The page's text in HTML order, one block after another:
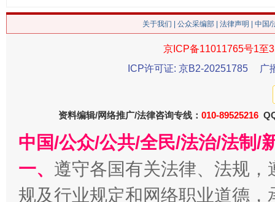
在谋一域中谋全局
关于我们 公众采编部 法律声明 | 中国
京ICP备11011765号1至
ICP许可证: 京B2-20251785
广
资料编辑/网络推广/法律咨询专线： 010-89525216
中国/公众/公共/全民/法治/法制/
一、 遵守各国有关法律、法规
规及行业规定和网络职业道德